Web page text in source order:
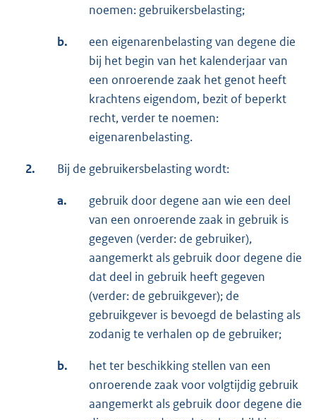
noemen: gebruikersbelasting;
b.
een eigenarenbelasting van degene die
bij het begin van het kalenderjaar van
een onroerende zaak het genot heeft
krachtens eigendom, bezit of beperkt
recht, verder te noemen:
eigenarenbelasting.
2. Bij de gebruikersbelasting wordt:
a.
gebruik door degene aan wie een deel
van een onroerende zaak in gebruik is
gegeven (verder: de gebruiker),
aangemerkt als gebruik door degene die
dat deel in gebruik heeft gegeven
(verder: de gebruikgever); de
gebruikgever is bevoegd de belasting als
zodanig te verhalen op de gebruiker;
b.
het ter beschikking stellen van een
onroerende zaak voor volgtijdig gebruik
aangemerkt als gebruik door degene die